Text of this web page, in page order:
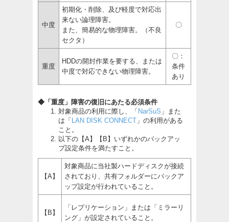
中度
初期化・削除、及び軽度で対応出
来ない論理障害。
また、簡易的な物理障害。（不良
セクタ）
〇
重度
HDDの開封作業を要する、または
中度で対応できない物理障害。
〇：
条件
あり
◆「重度」障害の復旧にあたる必須条件
対象商品の利用に際し、「 NarSuS 」また
は「
LAN DISK CONNECT 」の利用がある
こと。
以下の【A】【B】いずれかのバックアッ
プ設定条件を満たすこと。
【A】
対象商品に当社製ハードディスクが接続
されており、共有フォルダーにバックア
ップ設定が行われていること。
【B】
「レプリケーション」または「ミラーリ
ング」が設定されていること。